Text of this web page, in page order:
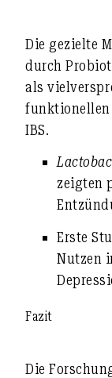
Die gezielte
durch
als
funktionellen
IBS.
zeigten
Erste
Nutzen
Fazit
Die